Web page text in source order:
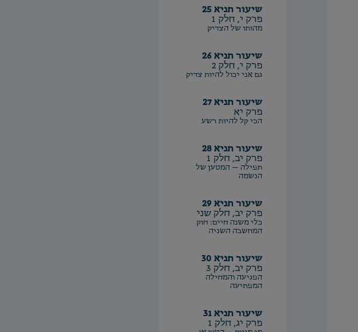
שיעור תניא 25
פרק י, חלק 1
מהותו של הצדיק
שיעור תניא 26
פרק י, חלק 2
גם אני יכול להיות צדיק
שיעור תניא 27
פרק יא
הכי קל להיות רשע
שיעור תניא 28
פרק יב, חלק 1
תפילה – המטען של
הנשמה
שיעור תניא 29
פרק יב, חלק שני
כלי משנה חיים: חוק
המחשבה השניה
שיעור תניא 30
פרק יב, חלק 3
הפגיעה והמחילה
המפתיעה
שיעור תניא 31
פרק יג, חלק 1